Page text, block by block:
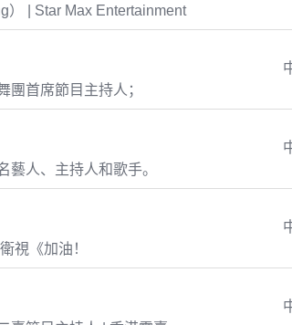
） | Star Max Entertainment
團首席節目主持人；
藝人、主持人和歌手。
視《加油！